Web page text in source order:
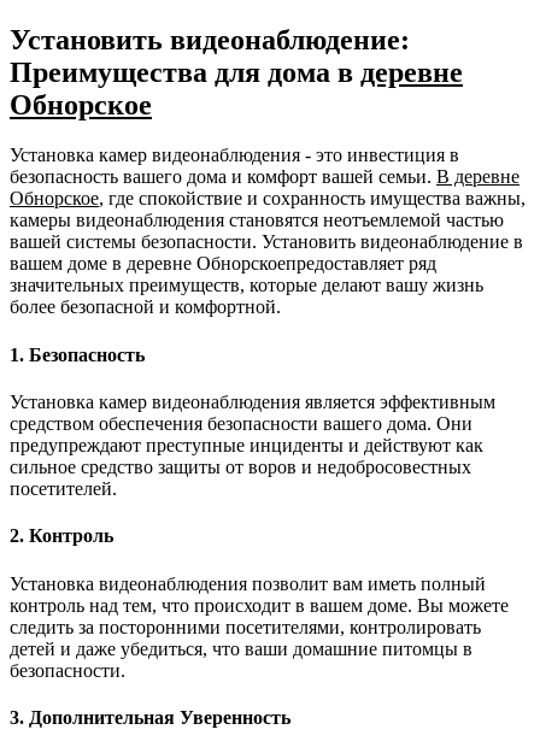
Установить видеонаблюдение:
Преимущества для дома в деревне
Обнорское
Установка камер видеонаблюдения - это инвестиция в
безопасность вашего дома и комфорт вашей семьи. В деревне
Обнорское, где спокойствие и сохранность имущества важны,
камеры видеонаблюдения становятся неотъемлемой частью
вашей системы безопасности. Установить видеонаблюдение в
вашем доме в деревне Обнорскоепредоставляет ряд
значительных преимуществ, которые делают вашу жизнь
более безопасной и комфортной.
1. Безопасность
Установка камер видеонаблюдения является эффективным
средством обеспечения безопасности вашего дома. Они
предупреждают преступные инциденты и действуют как
сильное средство защиты от воров и недобросовестных
посетителей.
2. Контроль
Установка видеонаблюдения позволит вам иметь полный
контроль над тем, что происходит в вашем доме. Вы можете
следить за посторонними посетителями, контролировать
детей и даже убедиться, что ваши домашние питомцы в
безопасности.
3. Дополнительная Уверенность